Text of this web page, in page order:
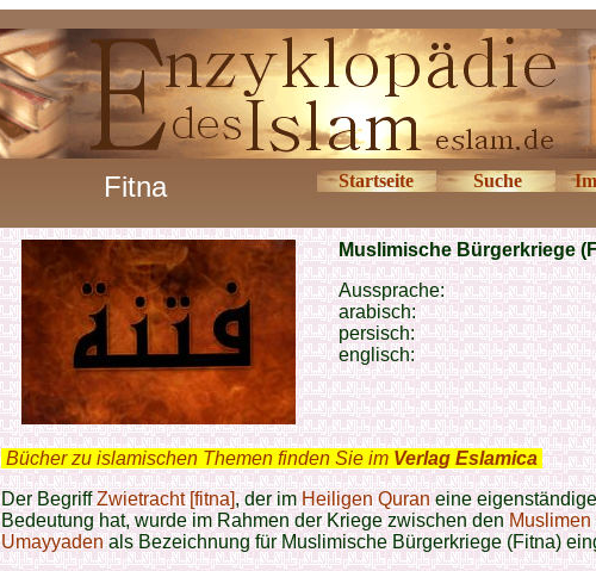
Fitna Startseite Suche
Muslimische Bürgerkriege
Aussprache:
arabisch:
persisch:
englisch:
Bücher zu islamischen Themen finden Sie im Verlag Eslamica
Der BegriffZwietracht [fitna], der imHeiligen Quraneine eigenständige
Bedeutung hat, wurde im Rahmen der Kriege zwischen denMuslimen
Umayyadenals Bezeichnung für Muslimische Bürgerkriege (Fitna)